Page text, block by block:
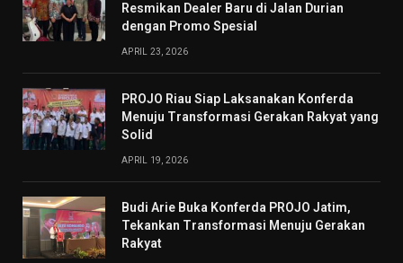
Resmikan Dealer Baru di Jalan Durian
dengan Promo Spesial
APRIL 23, 2026
PROJO Riau Siap Laksanakan Konferda
Menuju Transformasi Gerakan Rakyat yang
Solid
APRIL 19, 2026
Budi Arie Buka Konferda PROJO Jatim,
Tekankan Transformasi Menuju Gerakan
Rakyat